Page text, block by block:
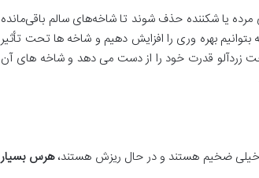
مرده یا شکننده حذف شوند تا شاخه‌های سالم باقی‌مانده
بهره وری را افزایش دهیم و شاخه ها تحت تأثیر
زردآلو قدرت خود را از دست می دهد و شاخه های آن
خیلی ضخیم هستند و در حال ریزش هستند،هرس بسیار